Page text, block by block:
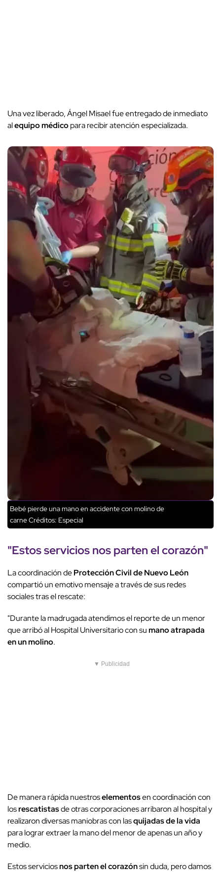
Una vez liberado, Ángel Misael fue entregado de inmediato
alequipo médicopara recibir atención especializada.
Bebé pierde una mano en accidente con molino de
carneCréditos: Especial
"Estos servicios nos parten el corazón"
La coordinación deProtección Civil de Nuevo León
compartió un emotivo mensaje a través de sus redes
sociales tras el rescate:
"Durante la madrugada atendimos el reporte de un menor
que arribó al Hospital Universitario con sumano atrapada
en un molino.
▼ Publicidad
De manera rápida nuestroselementosen coordinación con
losrescatistasde otras corporaciones arribaron al hospital y
realizaron diversas maniobras con lasquijadas de la vida
para lograr extraer la mano del menor de apenas un año y
medio.
Estos serviciosnos parten el corazónsin duda, pero damos